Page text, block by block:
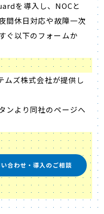
を導入し、NOCと
間休日対応や故障一次
ぐ以下のフォームか
ズ株式会社が提供し
ンより同社のページへ
合わせ・導入のご相談